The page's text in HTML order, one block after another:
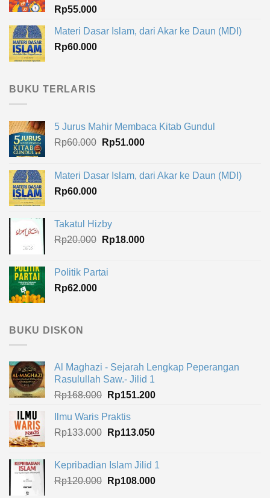
Rp55.000
Materi Dasar Islam, dari Akar ke Daun (MDI)
Rp60.000
BUKU TERLARIS
5 Jurus Mahir Membaca Kitab Gundul
Rp60.000 Harga
Rp60.000.
Rp51.000Harga
adalah:
Materi Dasar Islam, dari Akar ke Daun (MDI)
Rp60.000
Takatul Hizby
Rp20.000 Harga
Rp20.000.
Rp18.000Harga
Politik Partai
Rp62.000
BUKU DISKON
Al Maghazi - Sejarah Lengkap Peperangan
Rasulullah Saw.- Jilid 1
Rp168.000 Harga
adalah:
Rp168.000.
Rp151.200Harga
adalah:
Ilmu Waris Praktis
Rp133.000 Harga
Rp133.000.
Rp113.050Harga
adalah:
Rp113.050.
Kepribadian Islam Jilid 1
Rp120.000 Harga
Rp108.000Harga